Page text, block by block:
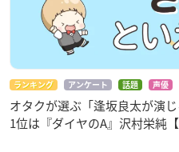
ランキング アンケート 話題 声優
オタクが選ぶ「逢坂良太が演
1位は『ダイヤのA』沢村栄純【